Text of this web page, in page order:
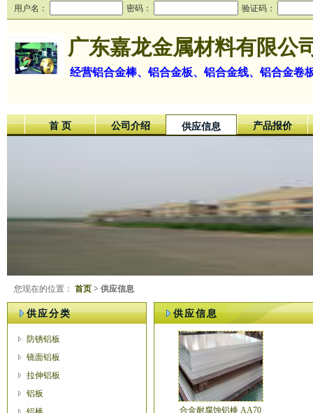
用户名： 密码： 验证码：
广东嘉龙金属材料有限公
经营铝合金棒、铝合金板、铝合金线、铝合金卷
首 页 公司介绍 供应信息 产品报价
您现在的位置： 首页 > 供应信息
供应分类
防锈铝板
镜面铝板
拉伸铝板
铝板
供应信息
合金耐腐蚀铝棒 AA70